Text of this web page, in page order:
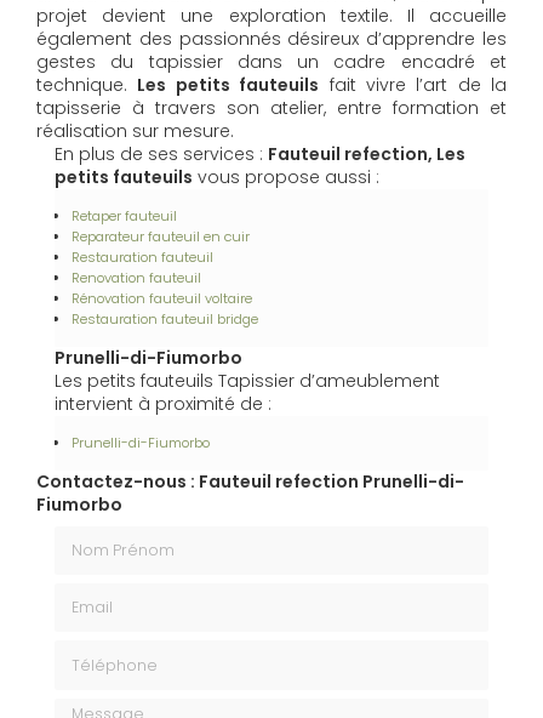
projet devient une exploration textile. Il accueille
également des passionnés désireux d’apprendre les
gestes du tapissier dans un cadre encadré et
technique. Les petits fauteuils fait vivre l’art de la
tapisserie à travers son atelier, entre formation et
réalisation sur mesure.
En plus de ses services : Fauteuil refection, Les
petits fauteuils vous propose aussi :
Retaper fauteuil
Reparateur fauteuil en cuir
Restauration fauteuil
Renovation fauteuil
Rénovation fauteuil voltaire
Restauration fauteuil bridge
Prunelli-di-Fiumorbo
Les petits fauteuils Tapissier d’ameublement
intervient à proximité de :
Prunelli-di-Fiumorbo
Contactez-nous : Fauteuil refection Prunelli-di-
Fiumorbo
Message